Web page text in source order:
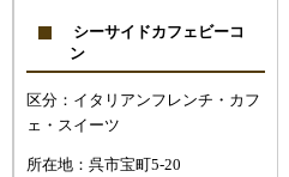
シーサイドカフェビーコ
ン
区分：イタリアンフレンチ・カフ
ェ・スイーツ
所在地：呉市宝町5-20